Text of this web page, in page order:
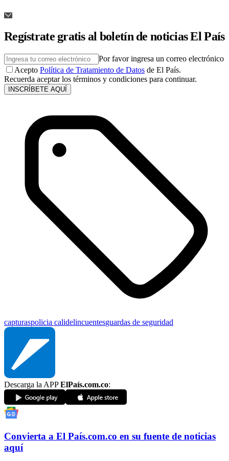
Regístrate gratis al boletín de noticias El País
Por favor ingresa un correo electrónico
Acepto Política de Tratamiento de Datos de El País.
Recuerda aceptar los términos y condiciones para continuar.
INSCRÍBETE AQUÍ
capturaspolicia calidelincuentesguardas de seguridad
Descarga la APPElPaís.com.co:
Convierta a El País.com.co en su fuente de noticias
aquí